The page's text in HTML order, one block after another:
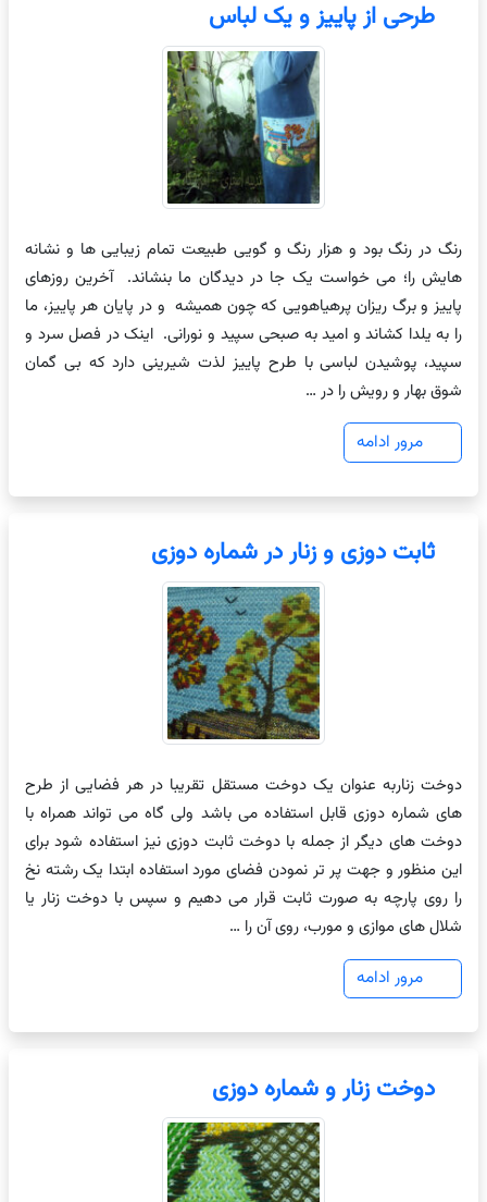
طرحی از پاییز و یک لباس
رنگ در رنگ بود و هزار رنگ و گویی طبیعت تمام زیبایی ها و نشانه
هایش را؛ می خواست یک جا در دیدگان ما بنشاند. آخرین روزهای
پاییز و برگ ریزان پرهیاهویی که چون همیشه و در پایان هر پاییز، ما
را به یلدا کشاند و امید به صبحی سپید و نورانی. اینک در فصل سرد و
سپید، پوشیدن لباسی با طرح پاییز لذت شیرینی دارد که بی گمان
شوق بهار و رویش را در …
مرور ادامه
ثابت دوزی و زنار در شماره دوزی
دوخت زناربه عنوان یک دوخت مستقل تقریبا در هر فضایی از طرح
های شماره دوزی قابل استفاده می باشد ولی گاه می تواند همراه با
دوخت های دیگر از جمله با دوخت ثابت دوزی نیز استفاده شود برای
این منظور و جهت پر تر نمودن فضای مورد استفاده ابتدا یک رشته نخ
را روی پارچه به صورت ثابت قرار می دهیم و سپس با دوخت زنار یا
شلال های موازی و مورب، روی آن را …
مرور ادامه
دوخت زنار و شماره دوزی